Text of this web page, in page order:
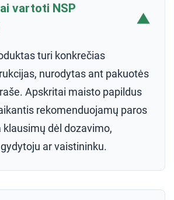
vartoti NSP
▼
turi konkrečias
nurodytas ant pakuotės
Apskritai maisto papildus
rekomenduojamų paros
klausimų dėl dozavimo,
ar vaistininku.